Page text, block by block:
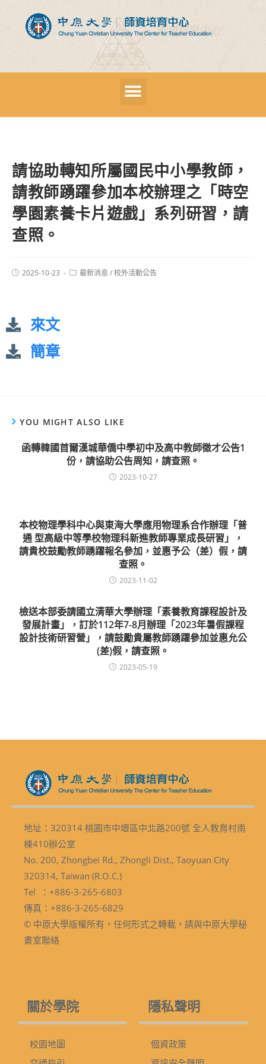
請協助轉知所屬國民中小學教師，
請教師踴躍參加本校辦理之「時空
學園素養卡片遊戲」系列研習，請
查照。
2025-10-23 最新消息 /校外活動公告
來文
簡章
YOU MIGHT ALSO LIKE
函轉韓國首爾漢城華僑中學初中及高中教師徵才公告1
份，請協助公告周知，請查照。
2023-10-27
本校物理學科中心與東海大學應用物理系合作辦理「普
通 型高級中等學校物理科新進教師專業成長研習」，
請貴校鼓勵教師踴躍報名參加，並惠予公（差）假，請
查照。
2023-11-02
檢送本部委請國立清華大學辦理「素養教育課程設計及
發展計畫」，訂於112年7-8月辦理「2023年暑假課程
設計技術研習營」，請鼓勵貴屬教師踴躍參加並惠允公
(差)假，請查照。
2023-05-19
地址：320314 桃園市中壢區中北路200號 全人教育村南
棟410辦公室
No. 200, Zhongbei Rd., Zhongli Dist., Taoyuan City
320314, Taiwan (R.O.C.)
Tel ：+886-3-265-6803
傳真：+886-3-265-6829
© 中原大學版權所有，任何形式之轉載，請與中原大學秘
書室聯絡
關於學院
校園地圖
隱私聲明
個資政策